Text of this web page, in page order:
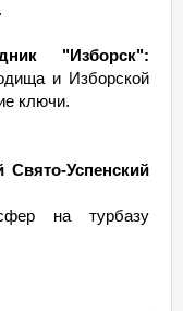
"Изборск":
и Изборской
ключи.
Свято-Успенский
на турбазу